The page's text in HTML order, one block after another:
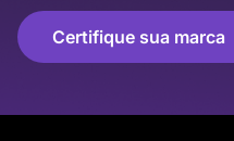
Certifique sua marca